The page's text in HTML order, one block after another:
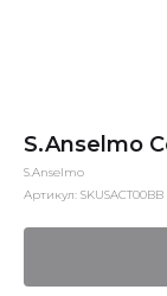
S.Anselmo
S.Anselmo
Артикул: SKUSACT00BB